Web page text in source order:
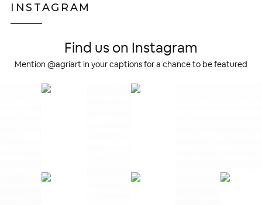
INSTAGRAM
Find us on Instagram
Mention @agriart in your captions for a chance to be featured